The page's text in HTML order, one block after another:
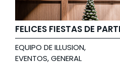
FELICES FIESTAS DE
EQUIPO DE ILLUSION,
EVENTOS,GENERAL